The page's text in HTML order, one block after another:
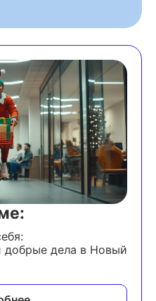
добрые дела в Новый